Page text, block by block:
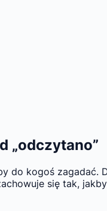
„odczytano”
do kogoś zagadać.
się tak,